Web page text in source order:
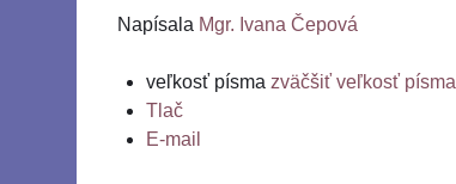
Napísala Mgr. Ivana Čepová
veľkosť písma zväčšiť veľkosť písma
Tlač
E-mail